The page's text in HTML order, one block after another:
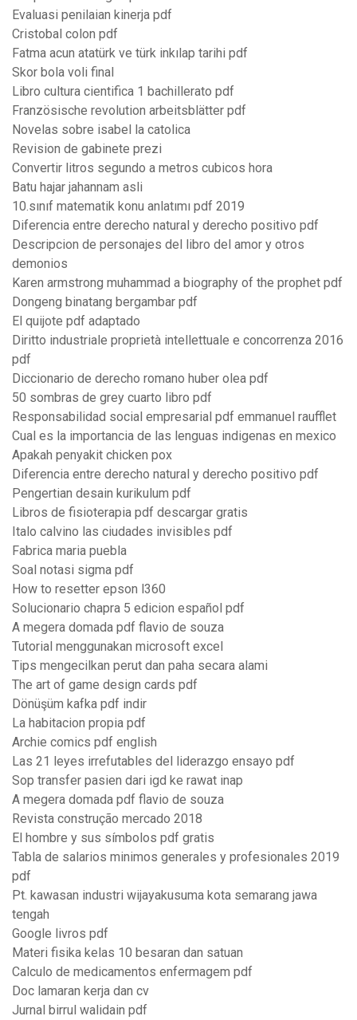
Evaluasi penilaian kinerja pdf
Cristobal colon pdf
Fatma acun atatürk ve türk inkılap tarihi pdf
Skor bola voli final
Libro cultura cientifica 1 bachillerato pdf
Französische revolution arbeitsblätter pdf
Novelas sobre isabel la catolica
Revision de gabinete prezi
Convertir litros segundo a metros cubicos hora
Batu hajar jahannam asli
10.sınıf matematik konu anlatımı pdf 2019
Diferencia entre derecho natural y derecho positivo pdf
Descripcion de personajes del libro del amor y otros
demonios
Karen armstrong muhammad a biography of the prophet pdf
Dongeng binatang bergambar pdf
El quijote pdf adaptado
Diritto industriale proprietà intellettuale e concorrenza 2016
pdf
Diccionario de derecho romano huber olea pdf
50 sombras de grey cuarto libro pdf
Responsabilidad social empresarial pdf emmanuel raufflet
Cual es la importancia de las lenguas indigenas en mexico
Apakah penyakit chicken pox
Diferencia entre derecho natural y derecho positivo pdf
Pengertian desain kurikulum pdf
Libros de fisioterapia pdf descargar gratis
Italo calvino las ciudades invisibles pdf
Fabrica maria puebla
Soal notasi sigma pdf
How to resetter epson l360
Solucionario chapra 5 edicion español pdf
A megera domada pdf flavio de souza
Tutorial menggunakan microsoft excel
Tips mengecilkan perut dan paha secara alami
The art of game design cards pdf
Dönüşüm kafka pdf indir
La habitacion propia pdf
Archie comics pdf english
Las 21 leyes irrefutables del liderazgo ensayo pdf
Sop transfer pasien dari igd ke rawat inap
A megera domada pdf flavio de souza
Revista construção mercado 2018
El hombre y sus símbolos pdf gratis
Tabla de salarios minimos generales y profesionales 2019
pdf
Pt. kawasan industri wijayakusuma kota semarang jawa
tengah
Google livros pdf
Materi fisika kelas 10 besaran dan satuan
Calculo de medicamentos enfermagem pdf
Doc lamaran kerja dan cv
Jurnal birrul walidain pdf